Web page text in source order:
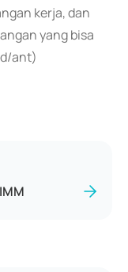
kerja, dan
yang bisa
ant)